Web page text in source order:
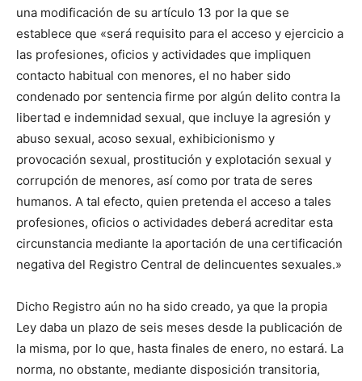
una modificación de su artículo 13 por la que se
establece que «será requisito para el acceso y ejercicio a
las profesiones, oficios y actividades que impliquen
contacto habitual con menores, el no haber sido
condenado por sentencia firme por algún delito contra la
libertad e indemnidad sexual, que incluye la agresión y
abuso sexual, acoso sexual, exhibicionismo y
provocación sexual, prostitución y explotación sexual y
corrupción de menores, así como por trata de seres
humanos. A tal efecto, quien pretenda el acceso a tales
profesiones, oficios o actividades deberá acreditar esta
circunstancia mediante la aportación de una certificación
negativa del Registro Central de delincuentes sexuales.»
Dicho Registro aún no ha sido creado, ya que la propia
Ley daba un plazo de seis meses desde la publicación de
la misma, por lo que, hasta finales de enero, no estará. La
norma, no obstante, mediante disposición transitoria,